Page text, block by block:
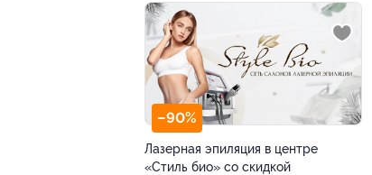
–90%
Лазерная эпиляция в центре
«Стиль био» со скидкой